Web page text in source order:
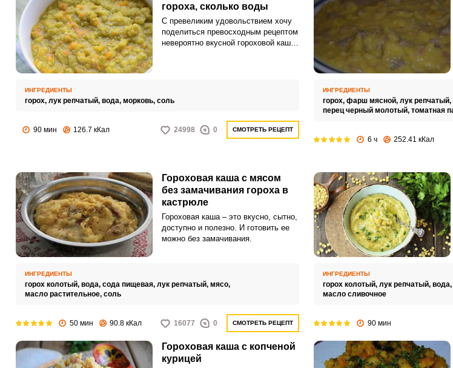
гороха, сколько воды
С превеликим удовольствием хочу
поделиться превосходным рецептом
невероятно вкусной гороховой каши
ИНГРЕДИЕНТЫ
горох, лук репчатый, вода, морковь, соль
90 мин 126.7 кКал 24998 0 СМОТРЕТЬ РЕЦЕПТ
ИНГРЕДИЕНТЫ
горох, фарш мясной, лук репчатый,
перец черный молотый, томатная
6 ч 252.41 кКал
Гороховая каша с мясом
без замачивания гороха в
кастрюле
Гороховая каша – это вкусно, сытно,
доступно и полезно. И готовить ее
можно без замачивания.
ИНГРЕДИЕНТЫ
горох колотый, вода, сода пищевая, лук репчатый, мясо,
масло растительное, соль
50 мин 90.8 кКал 16077 0 СМОТРЕТЬ РЕЦЕПТ
ИНГРЕДИЕНТЫ
горох колотый, лук репчатый, вода,
масло сливочное
90 мин
Гороховая каша с копченой
курицей